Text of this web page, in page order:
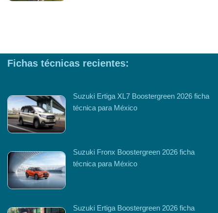
Fichas técnicas recientes:
Suzuki Ertiga XL7 Boostergreen 2026 ficha
técnica para México
Suzuki Fronx Boostergreen 2026 ficha
técnica para México
Suzuki Ertiga Boostergreen 2026 ficha